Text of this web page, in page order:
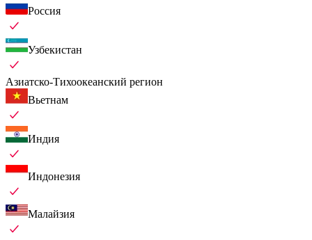
Россия
Узбекистан
Азиатско-Тихоокеанский регион
Вьетнам
Индия
Индонезия
Малайзия